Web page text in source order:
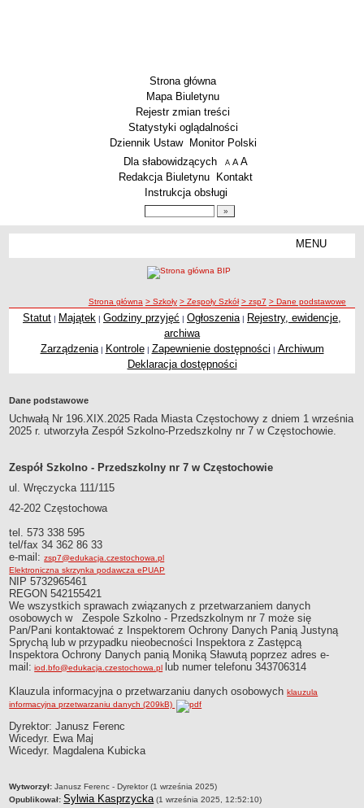
Strona główna
Mapa Biuletynu
Rejestr zmian treści
Statystyki oglądalności
Dziennik Ustaw
Monitor Polski
Menu dodatkowe
Dla słabowidzących A pomniejsz czcionkę
A standardowy rozmiar czcionki
A
Redakcja Biuletynu
Kontakt
Instrukcja obsługi
MENU
Zespoły Szkół
Techniczne Zakłady Naukowe
ARCHIWUM SZKÓŁ I PLACÓWEK
Zlikwidowane gimnazja
Przekształcone szkoły i placówki
Wielofunkcyjna Placówka
Specjalny Ośrodek nr 1
Specjalny Ośrodek nr 5
BURSA MIEJSKA
Dane podstawowe
Statut
Majątek
Godziny dyżurów
Ogłoszenie
Zarządzenia
Rejestry, ewidencje, archiwa
Sprawozdania
Deklaracja dostępności
BIURO FINANSÓW OŚWIATY
ścieżka nawigacji
Strona główna > Szkoły > Zespoły Szkół > zsp7 > Dane podstawowe
Statut | Majątek | Godziny przyjęć | Ogłoszenia | Rejestry, ewidencje,
archiwa
Zarządzenia| Kontrole| Zapewnienie dostępności | Archiwum
Deklaracja dostępności
Dane podstawowe
Uchwałą Nr 196.XIX.2025 Rada Miasta Częstochowy z dniem 1 września
2025 r. utworzyła Zespół Szkolno-Przedszkolny nr 7 w Częstochowie.
Zespół Szkolno - Przedszkolny nr 7 w Częstochowie
ul. Wręczycka 111/115
42-202 Częstochowa
tel. 573 338 595
tel/fax 34 362 86 33
e-mail:zsp7@edukacja.czestochowa.pl
Elektroniczna skrzynka podawcza ePUAP
NIP 5732965461
REGON 542155421
We wszystkich sprawach związanych z przetwarzaniem danych
osobowych w Zespole Szkolno - Przedszkolnym nr 7 może się
Pan/Pani kontaktować z Inspektorem Ochrony Danych Panią Justyną
Sprychą lub w przypadku nieobecności Inspektora z Zastępcą
Inspektora Ochrony Danych panią Moniką Sławutą poprzez adres e-
mail: iod.bfo@edukacja.czestochowa.pl lub numer telefonu 343706314
Klauzula informacyjna o przetwarzaniu danych osobowychklauzula
informacyjna przetwarzaniu danych (209kB)
Dyrektor: Janusz Ferenc
Wicedyr. Ewa Maj
Wicedyr. Magdalena Kubicka
metryczka
Wytworzył: Janusz Ferenc - Dyrektor (1 września 2025)
Opublikował: Sylwia Kasprzycka(1 września 2025, 12:52:10)